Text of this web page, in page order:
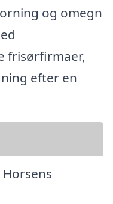
og omegn
frisørfirmaer,
efter en